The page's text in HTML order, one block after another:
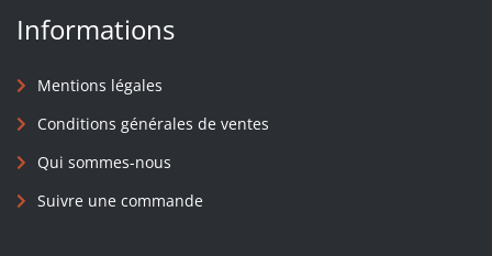
Informations
Mentions légales
Conditions générales de ventes
Qui sommes-nous
Suivre une commande